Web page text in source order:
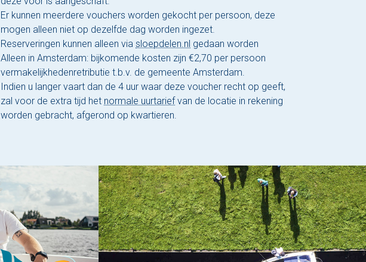
Er kunnen meerdere vouchers worden gekocht per persoon, deze
mogen alleen niet op dezelfde dag worden ingezet.
Reserveringen kunnen alleen via sloepdelen.nl gedaan worden
Alleen in Amsterdam: bijkomende kosten zijn €2,70 per persoon
vermakelijkhedenretributie t.b.v. de gemeente Amsterdam.
Indien u langer vaart dan de 4 uur waar deze voucher recht op geeft,
zal voor de extra tijd het normale uurtarief van de locatie in rekening
worden gebracht, afgerond op kwartieren.